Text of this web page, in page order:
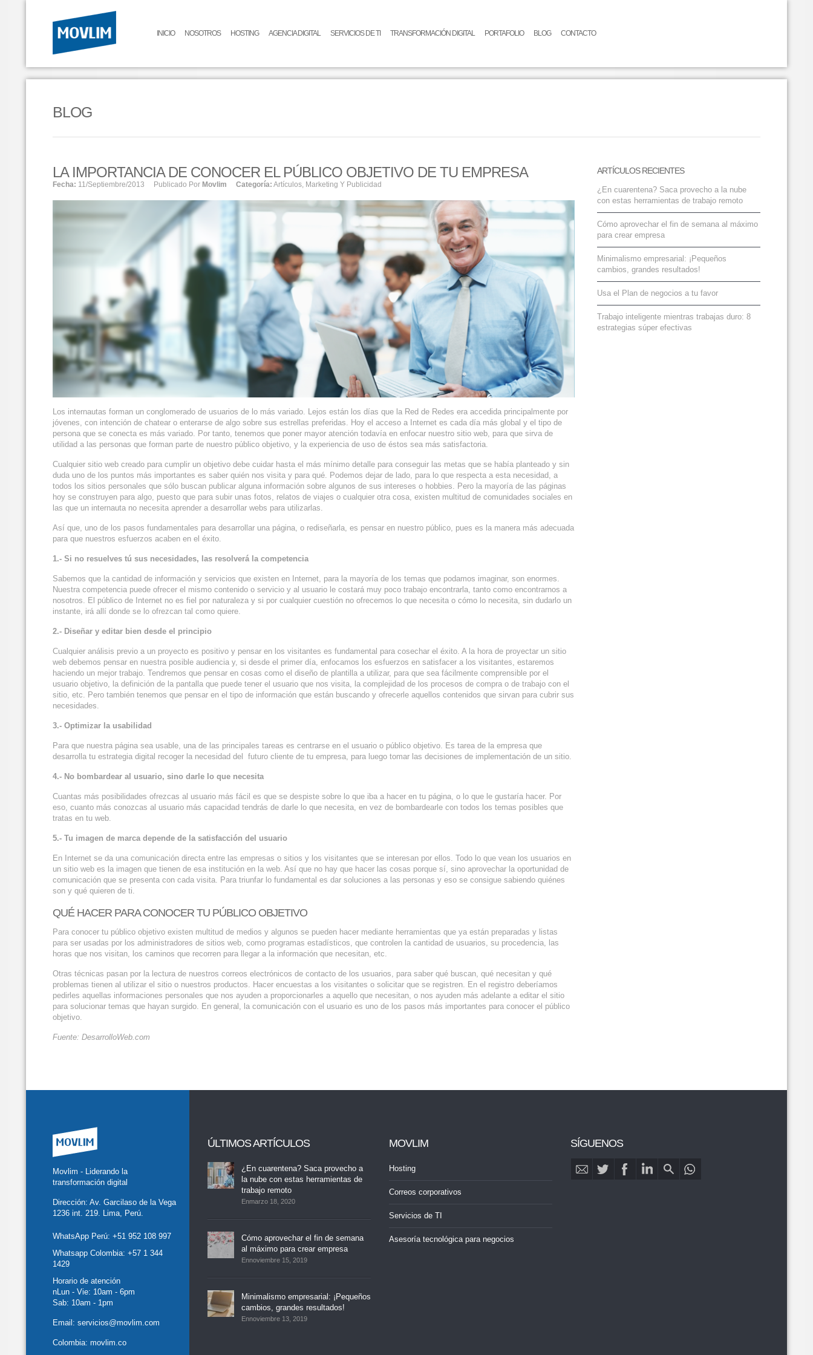
INICIO NOSOTROS HOSTING AGENCIA DIGITAL SERVICIOS DE TI TRANSFORMACIÓN DIGITAL PORTAFOLIO BLOG CONTACTO
BLOG
LA IMPORTANCIA DE CONOCER EL PÚBLICO OBJETIVO DE TU EMPRESA
Fecha: 11/septiembre/2013 Publicado Por Movlim Categoría: Artículos, Marketing Y Publicidad
Los internautas forman un conglomerado de usuarios de lo más variado. Lejos están los días que la Red de Redes era accedida principalmente por
jóvenes, con intención de chatear o enterarse de algo sobre sus estrellas preferidas. Hoy el acceso a Internet es cada día más global y el tipo de
persona que se conecta es más variado. Por tanto, tenemos que poner mayor atención todavía en enfocar nuestro sitio web, para que sirva de
utilidad a las personas que forman parte de nuestro público objetivo, y la experiencia de uso de éstos sea más satisfactoria.
Cualquier sitio web creado para cumplir un objetivo debe cuidar hasta el más mínimo detalle para conseguir las metas que se había planteado y sin
duda uno de los puntos más importantes es saber quién nos visita y para qué. Podemos dejar de lado, para lo que respecta a esta necesidad, a
todos los sitios personales que sólo buscan publicar alguna información sobre algunos de sus intereses o hobbies. Pero la mayoría de las páginas
hoy se construyen para algo, puesto que para subir unas fotos, relatos de viajes o cualquier otra cosa, existen multitud de comunidades sociales en
las que un internauta no necesita aprender a desarrollar webs para utilizarlas.
Así que, uno de los pasos fundamentales para desarrollar una página, o rediseñarla, es pensar en nuestro público, pues es la manera más adecuada
para que nuestros esfuerzos acaben en el éxito.
1.- Si no resuelves tú sus necesidades, las resolverá la competencia
Sabemos que la cantidad de información y servicios que existen en Internet, para la mayoría de los temas que podamos imaginar, son enormes.
Nuestra competencia puede ofrecer el mismo contenido o servicio y al usuario le costará muy poco trabajo encontrarla, tanto como encontrarnos a
nosotros. El público de Internet no es fiel por naturaleza y si por cualquier cuestión no ofrecemos lo que necesita o cómo lo necesita, sin dudarlo un
instante, irá allí donde se lo ofrezcan tal como quiere.
2.- Diseñar y editar bien desde el principio
Cualquier análisis previo a un proyecto es positivo y pensar en los visitantes es fundamental para cosechar el éxito. A la hora de proyectar un sitio
web debemos pensar en nuestra posible audiencia y, si desde el primer día, enfocamos los esfuerzos en satisfacer a los visitantes, estaremos
haciendo un mejor trabajo. Tendremos que pensar en cosas como el diseño de plantilla a utilizar, para que sea fácilmente comprensible por el
usuario objetivo, la definición de la pantalla que puede tener el usuario que nos visita, la complejidad de los procesos de compra o de trabajo con el
sitio, etc. Pero también tenemos que pensar en el tipo de información que están buscando y ofrecerle aquellos contenidos que sirvan para cubrir sus
necesidades.
3.- Optimizar la usabilidad
Para que nuestra página sea usable, una de las principales tareas es centrarse en el usuario o público objetivo. Es tarea de la empresa que
desarrolla tu estrategia digital recoger la necesidad del futuro cliente de tu empresa, para luego tomar las decisiones de implementación de un sitio.
4.- No bombardear al usuario, sino darle lo que necesita
Cuantas más posibilidades ofrezcas al usuario más fácil es que se despiste sobre lo que iba a hacer en tu página, o lo que le gustaría hacer. Por
eso, cuanto más conozcas al usuario más capacidad tendrás de darle lo que necesita, en vez de bombardearle con todos los temas posibles que
tratas en tu web.
5.- Tu imagen de marca depende de la satisfacción del usuario
En Internet se da una comunicación directa entre las empresas o sitios y los visitantes que se interesan por ellos. Todo lo que vean los usuarios en
un sitio web es la imagen que tienen de esa institución en la web. Así que no hay que hacer las cosas porque sí, sino aprovechar la oportunidad de
comunicación que se presenta con cada visita. Para triunfar lo fundamental es dar soluciones a las personas y eso se consigue sabiendo quiénes
son y qué quieren de ti.
QUÉ HACER PARA CONOCER TU PÚBLICO OBJETIVO
Para conocer tu público objetivo existen multitud de medios y algunos se pueden hacer mediante herramientas que ya están preparadas y listas
para ser usadas por los administradores de sitios web, como programas estadísticos, que controlen la cantidad de usuarios, su procedencia, las
horas que nos visitan, los caminos que recorren para llegar a la información que necesitan, etc.
Otras técnicas pasan por la lectura de nuestros correos electrónicos de contacto de los usuarios, para saber qué buscan, qué necesitan y qué
problemas tienen al utilizar el sitio o nuestros productos. Hacer encuestas a los visitantes o solicitar que se registren. En el registro deberíamos
pedirles aquellas informaciones personales que nos ayuden a proporcionarles a aquello que necesitan, o nos ayuden más adelante a editar el sitio
para solucionar temas que hayan surgido. En general, la comunicación con el usuario es uno de los pasos más importantes para conocer el público
objetivo.
Fuente: DesarrolloWeb.com
ARTÍCULOS RECIENTES
¿En cuarentena? Saca provecho a la nube
con estas herramientas de trabajo remoto
Cómo aprovechar el fin de semana al máximo
para crear empresa
Minimalismo empresarial: ¡Pequeños
cambios, grandes resultados!
Usa el Plan de negocios a tu favor
Trabajo inteligente mientras trabajas duro: 8
estrategias súper efectivas
Movlim - Liderando la
transformación digital
Dirección: Av. Garcilaso de la Vega
1236 int. 219. Lima, Perú.
WhatsApp Perú: +51 952 108 997
Whatsapp Colombia: +57 1 344
1429
Horario de atención
nLun - Vie: 10am - 6pm
Sab: 10am - 1pm
Email: servicios@movlim.com
Colombia: movlim.co
ÚLTIMOS ARTÍCULOS
¿En cuarentena? Saca provecho a
la nube con estas herramientas de
trabajo remoto
Enmarzo 18, 2020
Cómo aprovechar el fin de semana
al máximo para crear empresa
Ennoviembre 15, 2019
Minimalismo empresarial: ¡Pequeños
cambios, grandes resultados!
Ennoviembre 13, 2019
MOVLIM
Hosting
Correos corporativos
Servicios de TI
Asesoría tecnológica para negocios
SÍGUENOS